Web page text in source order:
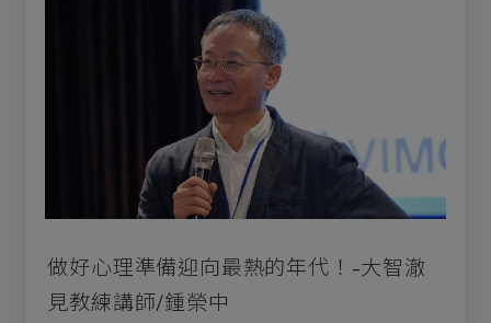
子貢學院
做好心理準備迎向最熱的年代！-大智澈
見教練講師/鍾榮中